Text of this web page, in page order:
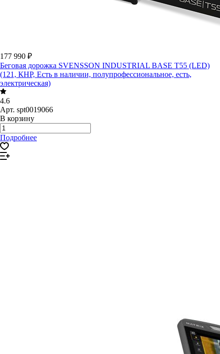
177 990 ₽
Беговая дорожка SVENSSON INDUSTRIAL BASE T55 (LED)
(121, КНР, Есть в наличии, полупрофессиональное, есть,
электрическая)
4.6
Арт. spt0019066
В корзину
Подробнее